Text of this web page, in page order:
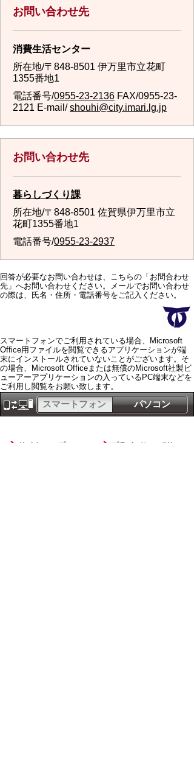
お問い合わせ先
消費生活センター
所在地/〒848-8501 伊万里市立花町
1355番地1
電話番号/0955-23-2136 FAX/0955-23-
2121 E-mail/shouhi@city.imari.lg.jp
お問い合わせ先
暮らしづくり課
所在地/〒848-8501 佐賀県伊万里市立
花町1355番地1
電話番号/0955-23-2937
回答が必要なお問い合わせは、こちらの「お問合わせ
先」へお問い合わせください。メールでお問い合わせ
の際は、氏名・住所・電話番号をご記入ください。
スマートフォンでご利用されている場合、Microsoft
Office用ファイルを閲覧できるアプリケーションが端
末にインストールされていないことがございます。そ
の場合、Microsoft Officeまたは無償のMicrosoft社製ビ
ューアーアプリケーションの入っているPC端末などを
ご利用し閲覧をお願い致します。
パソコン
スマートフォン
サイトマップ
プライバシーポリ